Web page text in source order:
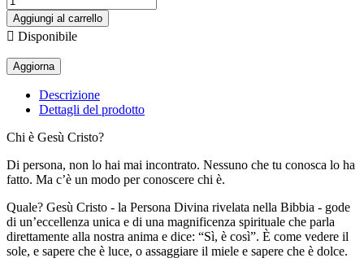
Aggiungi al carrello
 Disponibile
Descrizione
Dettagli del prodotto
Chi è Gesù Cristo?
Di persona, non lo hai mai incontrato. Nessuno che tu conosca lo ha
fatto. Ma c’è un modo per conoscere chi è.
Quale? Gesù Cristo - la Persona Divina rivelata nella Bibbia - gode
di un’eccellenza unica e di una magnificenza spirituale che parla
direttamente alla nostra anima e dice: “Sì, è così”. È come vedere il
sole, e sapere che è luce, o assaggiare il miele e sapere che è dolce.